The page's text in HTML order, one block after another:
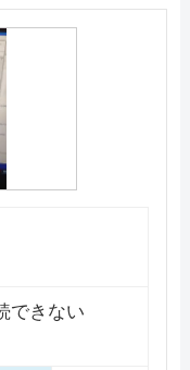
士協会の資格を
大事なパソコン
くれます。
作業料金を細か
が発生すること
始前に必ずお見
す。
い。支払い方法
やQRコードか
前には必ず見積
す。 依頼する
らそのまま対応
にもおすすめで
見る
稲越町/入船/大
/鬼高/欠真間/柏
北方/北国分/行
/幸/塩浜/塩焼/
末広/菅野/須和
/田尻/千鳥町/稲
/東大和田/東国
/本塩/真間/湊/
保/妙典/本北
なくなった・
ない・近頃動き
る
見る
業等
見る
2-21-22 行徳マ
できない